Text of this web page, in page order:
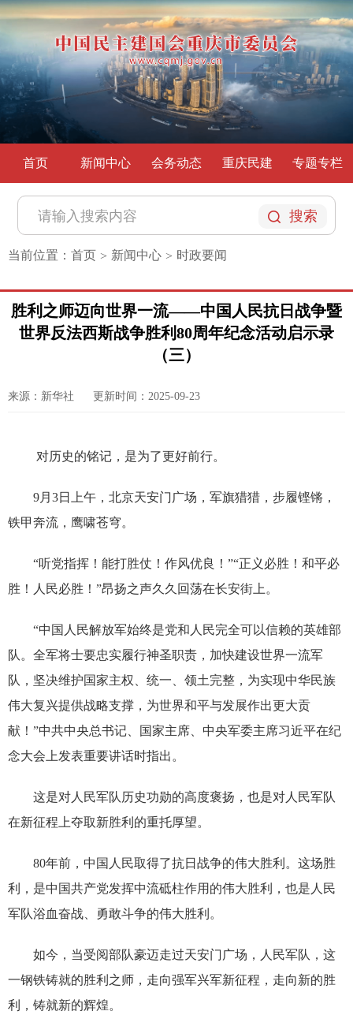
首页 新闻中心 会务动态 重庆民建 专题专栏
搜索
当前位置： 首页 > 新闻中心 > 时政要闻
胜利之师迈向世界一流——中国人民抗日战争暨
世界反法西斯战争胜利80周年纪念活动启示录
（三）
来源：新华社 更新时间：2025-09-23
对历史的铭记，是为了更好前行。
9月3日上午，北京天安门广场，军旗猎猎，步履铿锵，
铁甲奔流，鹰啸苍穹。
“听党指挥！能打胜仗！作风优良！”“正义必胜！和平必
胜！人民必胜！”昂扬之声久久回荡在长安街上。
“中国人民解放军始终是党和人民完全可以信赖的英雄部
队。全军将士要忠实履行神圣职责，加快建设世界一流军
队，坚决维护国家主权、统一、领土完整，为实现中华民族
伟大复兴提供战略支撑，为世界和平与发展作出更大贡
献！”中共中央总书记、国家主席、中央军委主席习近平在纪
念大会上发表重要讲话时指出。
这是对人民军队历史功勋的高度褒扬，也是对人民军队
在新征程上夺取新胜利的重托厚望。
80年前，中国人民取得了抗日战争的伟大胜利。这场胜
利，是中国共产党发挥中流砥柱作用的伟大胜利，也是人民
军队浴血奋战、勇敢斗争的伟大胜利。
如今，当受阅部队豪迈走过天安门广场，人民军队，这
一钢铁铸就的胜利之师，走向强军兴军新征程，走向新的胜
利，铸就新的辉煌。